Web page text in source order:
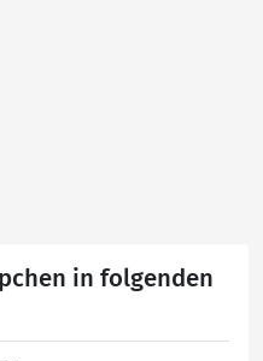
in folgenden